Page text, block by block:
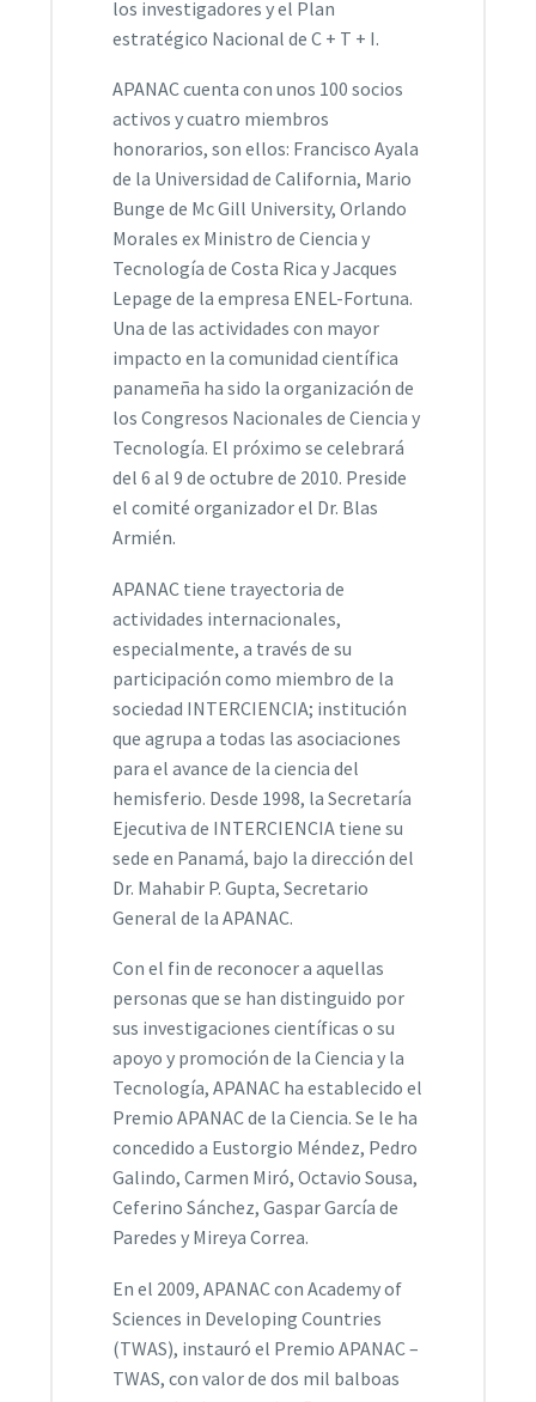
los investigadores y el Plan
estratégico Nacional de C + T + I.
APANAC cuenta con unos 100 socios
activos y cuatro miembros
honorarios, son ellos: Francisco Ayala
de la Universidad de California, Mario
Bunge de Mc Gill University, Orlando
Morales ex Ministro de Ciencia y
Tecnología de Costa Rica y Jacques
Lepage de la empresa ENEL-Fortuna.
Una de las actividades con mayor
impacto en la comunidad científica
panameña ha sido la organización de
los Congresos Nacionales de Ciencia y
Tecnología. El próximo se celebrará
del 6 al 9 de octubre de 2010. Preside
el comité organizador el Dr. Blas
Armién.
APANAC tiene trayectoria de
actividades internacionales,
especialmente, a través de su
participación como miembro de la
sociedad INTERCIENCIA; institución
que agrupa a todas las asociaciones
para el avance de la ciencia del
hemisferio. Desde 1998, la Secretaría
Ejecutiva de INTERCIENCIA tiene su
sede en Panamá, bajo la dirección del
Dr. Mahabir P. Gupta, Secretario
General de la APANAC.
Con el fin de reconocer a aquellas
personas que se han distinguido por
sus investigaciones científicas o su
apoyo y promoción de la Ciencia y la
Tecnología, APANAC ha establecido el
Premio APANAC de la Ciencia. Se le ha
concedido a Eustorgio Méndez, Pedro
Galindo, Carmen Miró, Octavio Sousa,
Ceferino Sánchez, Gaspar García de
Paredes y Mireya Correa.
En el 2009, APANAC con Academy of
Sciences in Developing Countries
(TWAS), instauró el Premio APANAC –
TWAS, con valor de dos mil balboas